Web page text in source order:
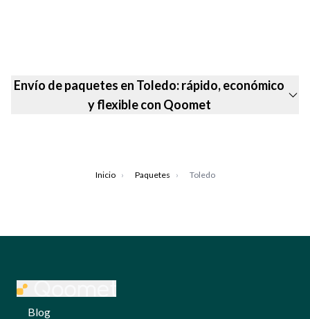
Envío de paquetes en Toledo: rápido, económico
y flexible con Qoomet
Inicio › Paquetes › Toledo
Blog